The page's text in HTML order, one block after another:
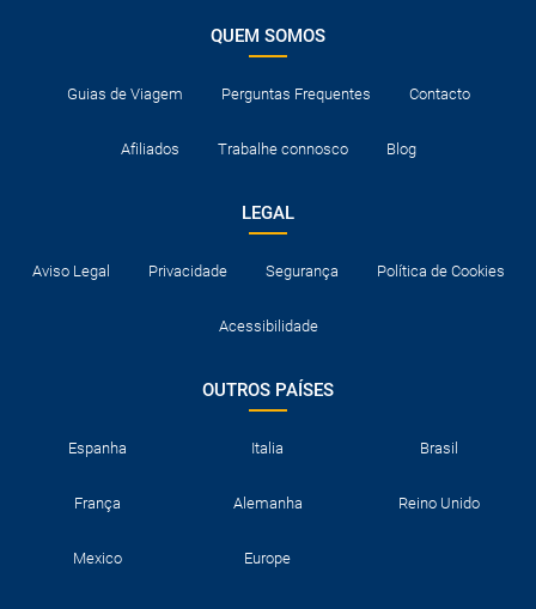
QUEM SOMOS
Guias de Viagem Perguntas Frequentes Contacto
Afiliados Trabalhe connosco Blog
LEGAL
Aviso Legal Privacidade Segurança Política de Cookies
Acessibilidade
OUTROS PAÍSES
Espanha Italia Brasil
França Alemanha Reino Unido
Mexico Europe